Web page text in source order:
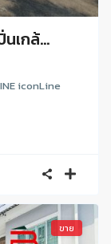
เกล้...
iconLine
ขาย